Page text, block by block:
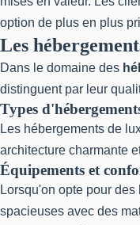
option de plus en plus
Les
Dans le domaine des
distinguent par leur
Types
Les hébergements de
architecture charmante
Équipements et
Lorsqu'on opte pour
spacieuses avec des